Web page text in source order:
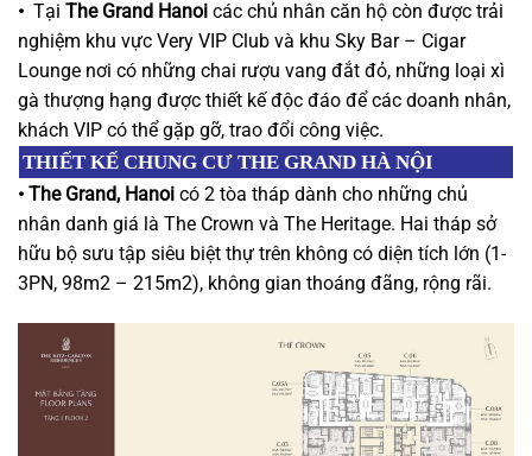
• Tại The Grand Hanoi các chủ nhân căn hộ còn được trải
nghiệm khu vực Very VIP Club và khu Sky Bar – Cigar
Lounge nơi có những chai rượu vang đắt đỏ, những loại xì
gà thượng hạng được thiết kế độc đáo để các doanh nhân,
khách VIP có thể gặp gỡ, trao đổi công việc.
THIẾT KẾ CHUNG CƯ THE GRAND HÀ NỘI
• The Grand, Hanoi có 2 tòa tháp dành cho những chủ
nhân danh giá là The Crown và The Heritage. Hai tháp sở
hữu bộ sưu tập siêu biệt thự trên không có diện tích lớn (1-
3PN, 98m2 – 215m2), không gian thoáng đãng, rộng rãi.